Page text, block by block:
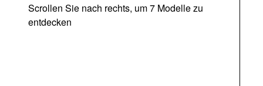
Scrollen Sie nach rechts, um 7 Modelle zu
entdecken